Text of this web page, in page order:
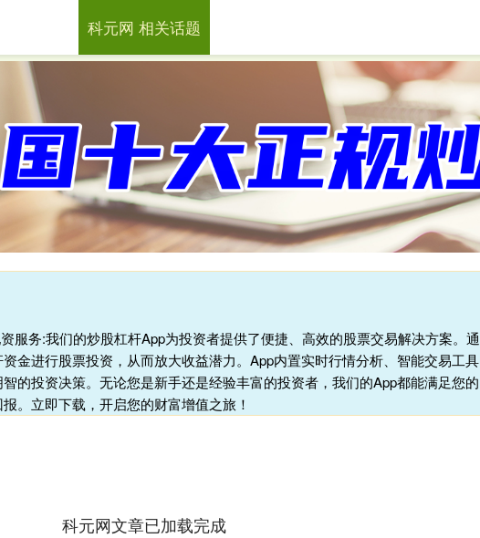
科元网
服务:我们的炒股杠杆App为投资者提供了便捷、高效的股票交易解决方案。通
金进行股票投资，从而放大收益潜力。App内置实时行情分析、智能交易工具
的投资决策。无论您是新手还是经验丰富的投资者，我们的App都能满足您的
。立即下载，开启您的财富增值之旅！
科元网 相关话题
科元网文章已加载完成